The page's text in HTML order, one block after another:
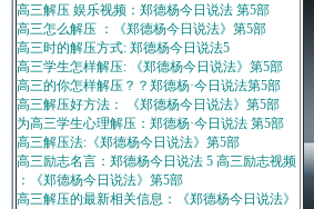
高三解压 娱乐视频：郑德杨今日说法 第5部
高三怎么解压 ：《郑德杨今日说法》第5部
高三时的解压方式: 郑德杨今日说法5
高三学生怎样解压: 《郑德杨今日说法》第5部
高三的你怎样解压？？郑德杨·今日说法第5部
高三解压好方法： 《郑德杨今日说法》第5部
为高三学生心理解压：郑德杨·今日说法 第5部
高三解压法:《郑德杨今日说法》第5部
高三励志名言：郑德杨今日说法 5 高三励志视频
：《郑德杨今日说法》第5部
高三解压的最新相关信息：《郑德杨今日说法》